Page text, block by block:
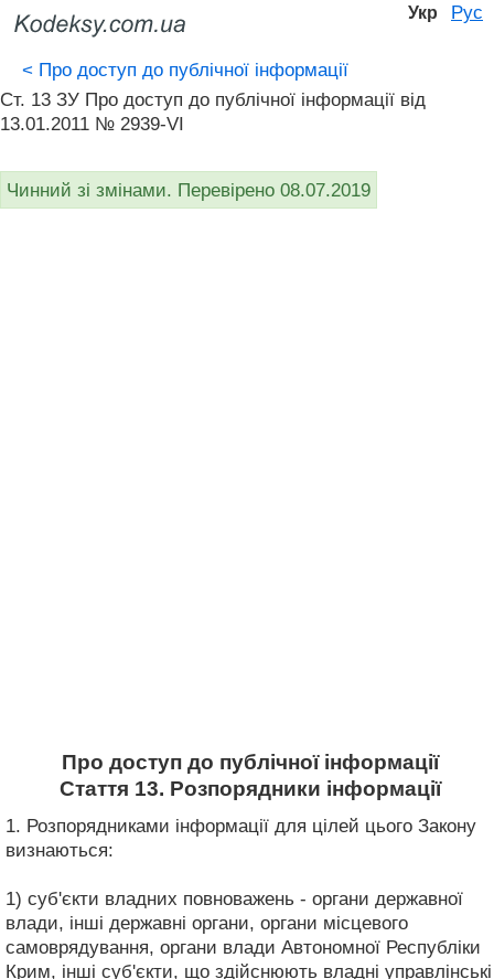
Укр Рус
< Про доступ до публічної інформації
Ст. 13 ЗУ Про доступ до публічної інформації вiд
13.01.2011 № 2939-VI
Чинний зі змінами. Перевірено 08.07.2019
Про доступ до публічної інформації
Стаття 13. Розпорядники інформації
1. Розпорядниками інформації для цілей цього Закону
визнаються:
1) суб'єкти владних повноважень - органи державної
влади, інші державні органи, органи місцевого
самоврядування, органи влади Автономної Республіки
Крим, інші суб'єкти, що здійснюють владні управлінські